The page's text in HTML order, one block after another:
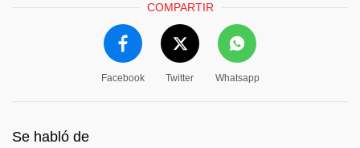
COMPARTIR
Facebook Twitter Whatsapp
Se habló de